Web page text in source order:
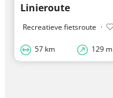
Linieroute
Recreatieve fietsroute ·
57 km 129 m